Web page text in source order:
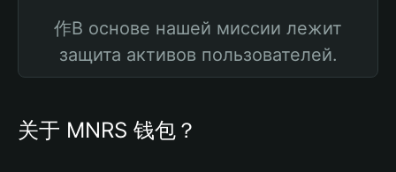
作В основе нашей миссии лежит
защита активов пользователей.
关于 MNRS 钱包？